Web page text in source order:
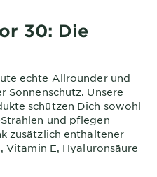
30: Die
echte Allrounder und
Sonnenschutz. Unsere
schützen Dich sowohl
und pflegen
zusätzlich enthaltener
E, Hyaluronsäure